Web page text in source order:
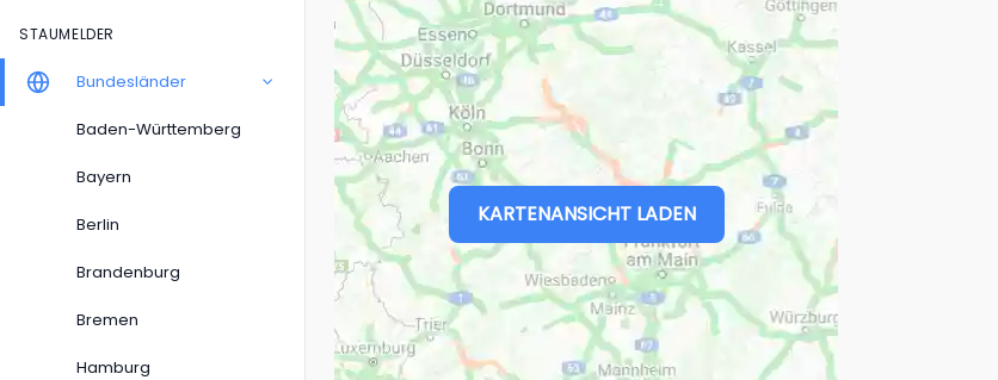
STAUMELDER
Bundesländer
Baden-Württemberg
Bayern
Berlin
Brandenburg
Bremen
Hamburg
KARTENANSICHT LADEN